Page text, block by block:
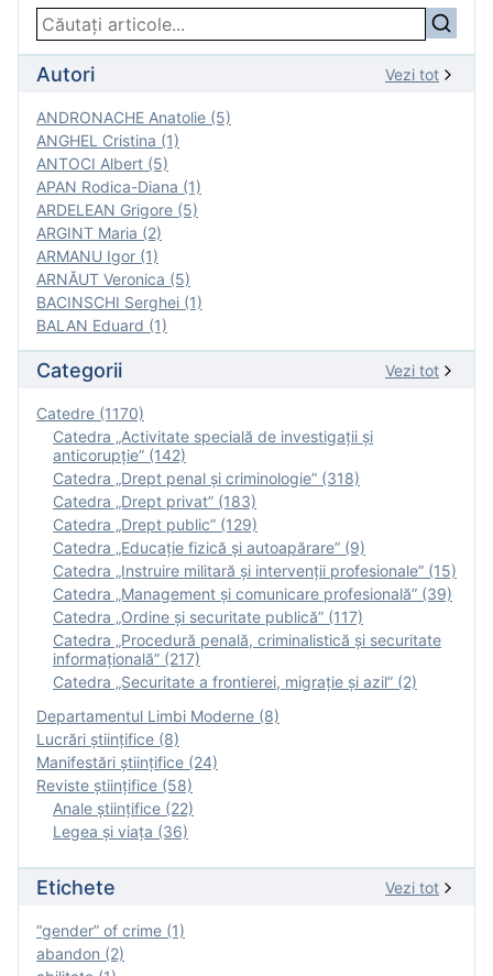
Autori Vezi tot
ANDRONACHE Anatolie (5)
ANGHEL Cristina (1)
ANTOCI Albert (5)
APAN Rodica-Diana (1)
ARDELEAN Grigore (5)
ARGINT Maria (2)
ARMANU Igor (1)
ARNĂUT Veronica (5)
BACINSCHI Serghei (1)
BALAN Eduard (1)
Categorii Vezi tot
Catedre (1170)
Catedra „Activitate specială de investigaţii şi
anticorupție” (142)
Catedra „Drept penal și criminologie” (318)
Catedra „Drept privat” (183)
Catedra „Drept public” (129)
Catedra „Educație fizică şi autoapărare” (9)
Catedra „Instruire militară şi intervenţii profesionale” (15)
Catedra „Management și comunicare profesională” (39)
Catedra „Ordine și securitate publică” (117)
Catedra „Procedură penală, criminalistică și securitate
informațională” (217)
Catedra „Securitate a frontierei, migrație și azil” (2)
Departamentul Limbi Moderne (8)
Lucrări științifice (8)
Manifestări ştiinţifice (24)
Reviste ştiinţifice (58)
Anale ştiinţifice (22)
Legea şi viaţa (36)
Etichete Vezi tot
“gender” of crime (1)
abandon (2)